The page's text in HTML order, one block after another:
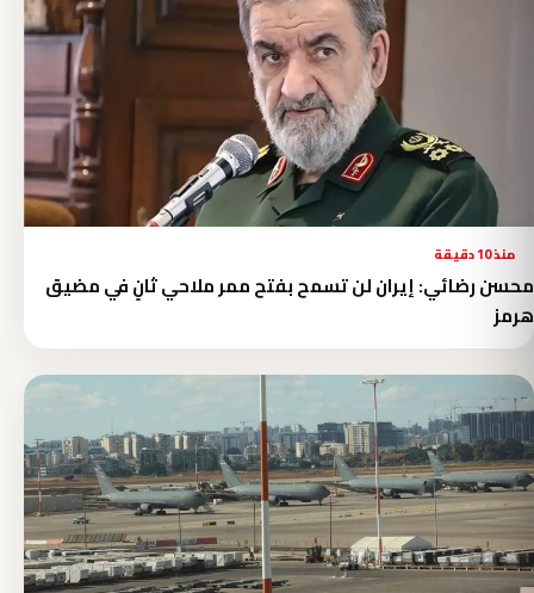
منذ 10 دقيقة
محسن رضائي: إيران لن تسمح بفتح ممر ملاحي ثانٍ في مضيق
هرمز